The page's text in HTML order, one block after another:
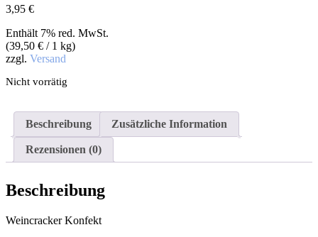
3,95 €
Enthält 7% red. MwSt.
(39,50 € / 1 kg)
zzgl. Versand
Nicht vorrätig
Beschreibung Zusätzliche Information
Rezensionen (0)
Beschreibung
Weincracker Konfekt